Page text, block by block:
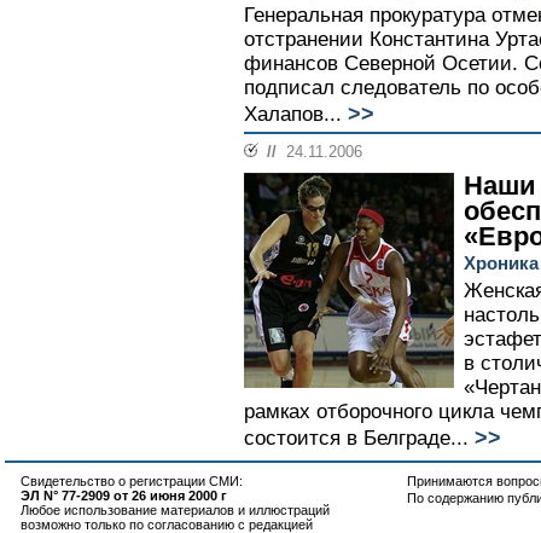
Генеральная прокуратура
отстранении Константина
финансов Северной Осетии.
подписал следователь по
Халапов... >>
// 24.11.2006
Наши
в
рамках отборочного цикла
состоится в Белграде... >>
Свидетельство о регистрации СМИ:
ЭЛ N° 77-2909 от 26 июня 2000 г
Любое использование материалов и иллюстраций
возможно только по согласованию с редакцией
Принимаются
По содержанию